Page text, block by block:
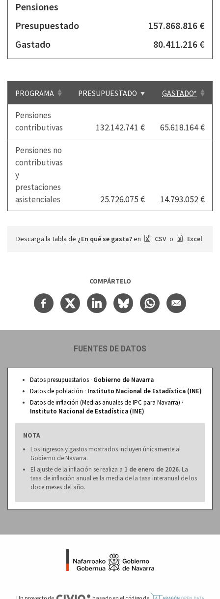
Pensiones
Presupuestado
157.868.816 €
Gastado
80.411.216 €
PROGRAMA PRESUPUESTADO GASTADO*
Pensiones
contributivas
132.142.741 € 65.618.164 €
Pensiones no
contributivas
y
prestaciones
asistenciales
25.726.075 € 14.793.052 €
Descarga la tabla de ¿En qué se gasta?en CSV o Excel
COMPÁRTELO
FUENTES DE DATOS
Datos presupuestarios · Gobierno de Navarra
Datos de población · Instituto Nacional de Estadística (INE)
Datos de inflación (Medias anuales de IPC para Navarra) ·
Instituto Nacional de Estadística (INE)
NOTA
Los ingresos y gastos mostrados incluyen únicamente al
Gobierno de Navarra.
El ajuste de la inflación se realiza a 1 de enero de 2026. La
tasa de inflación anual es la media de la tasa interanual de los
doce meses del año.